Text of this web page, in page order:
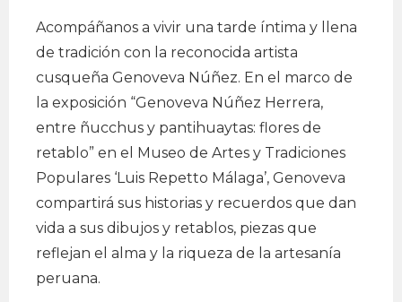
Acompáñanos a vivir una tarde íntima y llena
de tradición con la reconocida artista
cusqueña Genoveva Núñez. En el marco de
la exposición “Genoveva Núñez Herrera,
entre ñucchus y pantihuaytas: flores de
retablo” en el Museo de Artes y Tradiciones
Populares ‘Luis Repetto Málaga’, Genoveva
compartirá sus historias y recuerdos que dan
vida a sus dibujos y retablos, piezas que
reflejan el alma y la riqueza de la artesanía
peruana.